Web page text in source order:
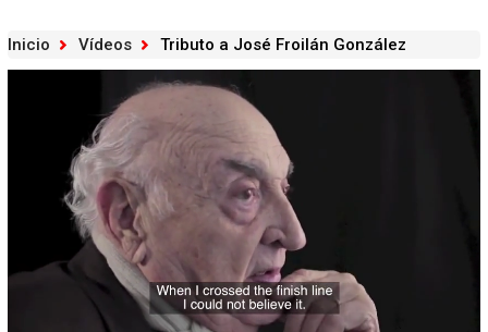
Inicio Vídeos Tributo a José Froilán González
Unmute /
Loaded :
100.00%